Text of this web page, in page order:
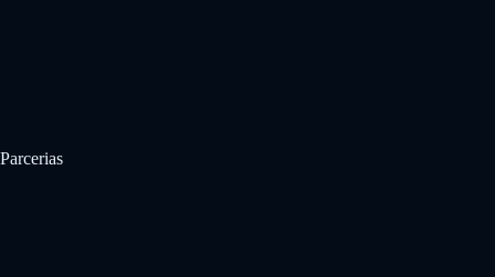
Parcerias